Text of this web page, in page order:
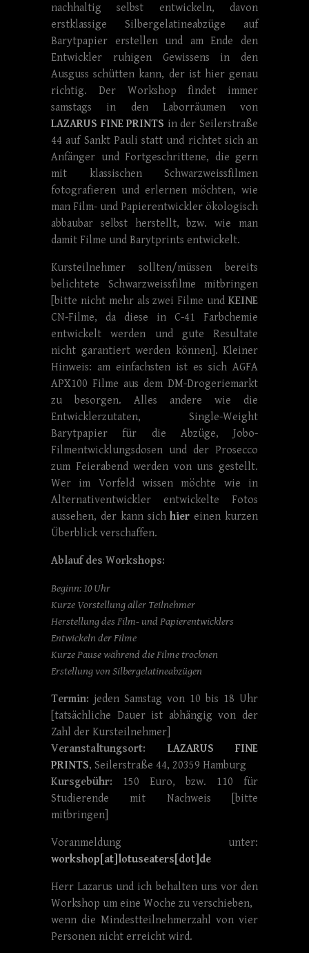
nachhaltig selbst entwickeln, davon
erstklassige Silbergelatineabzüge auf
Barytpapier erstellen und am Ende den
Entwickler ruhigen Gewissens in den
Ausguss schütten kann, der ist hier genau
richtig. Der Workshop findet immer
samstags in den Laborräumen von
LAZARUS FINE PRINTS in der Seilerstraße
44 auf Sankt Pauli statt und richtet sich an
Anfänger und Fortgeschrittene, die gern
mit klassischen Schwarzweissfilmen
fotografieren und erlernen möchten, wie
man Film- und Papierentwickler ökologisch
abbaubar selbst herstellt, bzw. wie man
damit Filme und Barytprints entwickelt.
Kursteilnehmer sollten/müssen bereits
belichtete Schwarzweissfilme mitbringen
[bitte nicht mehr als zwei Filme und KEINE
CN-Filme, da diese in C-41 Farbchemie
entwickelt werden und gute Resultate
nicht garantiert werden können]. Kleiner
Hinweis: am einfachsten ist es sich AGFA
APX100 Filme aus dem DM-Drogeriemarkt
zu besorgen. Alles andere wie die
Entwicklerzutaten, Single-Weight
Barytpapier für die Abzüge, Jobo-
Filmentwicklungsdosen und der Prosecco
zum Feierabend werden von uns gestellt.
Wer im Vorfeld wissen möchte wie in
Alternativentwickler entwickelte Fotos
aussehen, der kann sich hier einen kurzen
Überblick verschaffen.
Ablauf des Workshops:
Beginn: 10 Uhr
Kurze Vorstellung aller Teilnehmer
Herstellung des Film- und Papierentwicklers
Entwickeln der Filme
Kurze Pause während die Filme trocknen
Erstellung von Silbergelatineabzügen
Termin: jeden Samstag von 10 bis 18 Uhr
[tatsächliche Dauer ist abhängig von der
Zahl der Kursteilnehmer]
Veranstaltungsort: LAZARUS FINE
PRINTS, Seilerstraße 44, 20359 Hamburg
Kursgebühr: 150 Euro, bzw. 110 für
Studierende mit Nachweis [bitte
mitbringen]
Voranmeldung unter:
workshop[at]lotuseaters[dot]de
Herr Lazarus und ich behalten uns vor den
Workshop um eine Woche zu verschieben,
wenn die Mindestteilnehmerzahl von vier
Personen nicht erreicht wird.